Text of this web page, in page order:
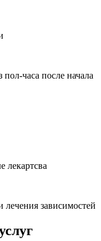
часа после начала
лекартсва
зависимостей